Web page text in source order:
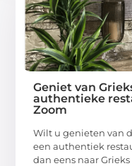
Geniet van
authentieke
Zoom
Wilt u genieten van
een authentiek
dan eens naar